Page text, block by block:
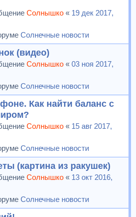
Солнышко « 19 дек 2017,
Солнечные новости
(видео)
Солнышко « 03 ноя 2017,
Солнечные новости
Как найти баланс с
Солнышко « 15 авг 2017,
Солнечные новости
(картина из ракушек)
Солнышко « 13 окт 2016,
Солнечные новости